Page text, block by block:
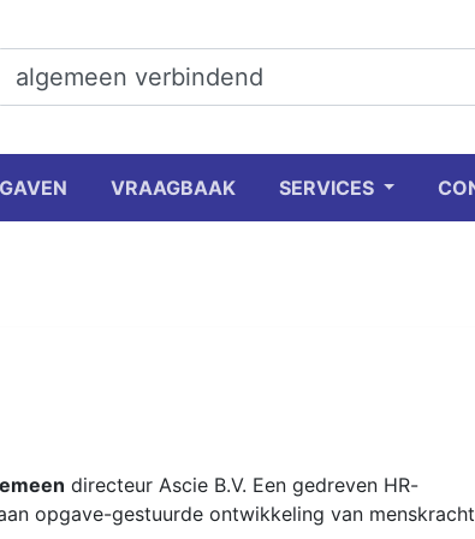
VRAAGBAAK SERVICES
directeur Ascie B.V. Een gedreven HR-
opgave-gestuurde ontwikkeling van menskracht